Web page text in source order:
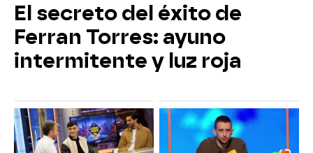
El secreto del éxito de
Ferran Torres: ayuno
intermitente y luz roja